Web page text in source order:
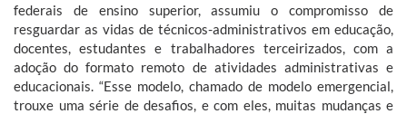
federais de ensino superior, assumiu o compromisso de
resguardar as vidas de técnicos-administrativos em educação,
docentes, estudantes e trabalhadores terceirizados, com a
adoção do formato remoto de atividades administrativas e
educacionais. “Esse modelo, chamado de modelo emergencial,
trouxe uma série de desafios, e com eles, muitas mudanças e